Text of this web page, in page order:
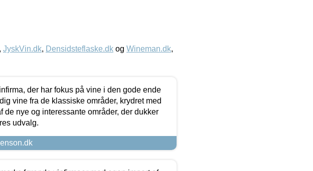
, JyskVin.dk, Densidsteflaske.dk og Wineman.dk,
der har fokus på vine i den gode ende
vine fra de klassiske områder, krydret med
de nye og interessante områder, der dukker
udvalg.